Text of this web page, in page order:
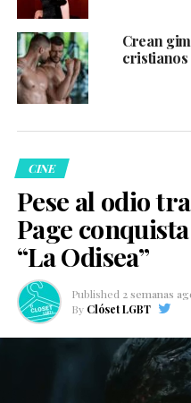
Crean
cristianos
CINE
Pese al odio
Page
“La Odisea”
Published 2 semanas
By Clóset LGBT